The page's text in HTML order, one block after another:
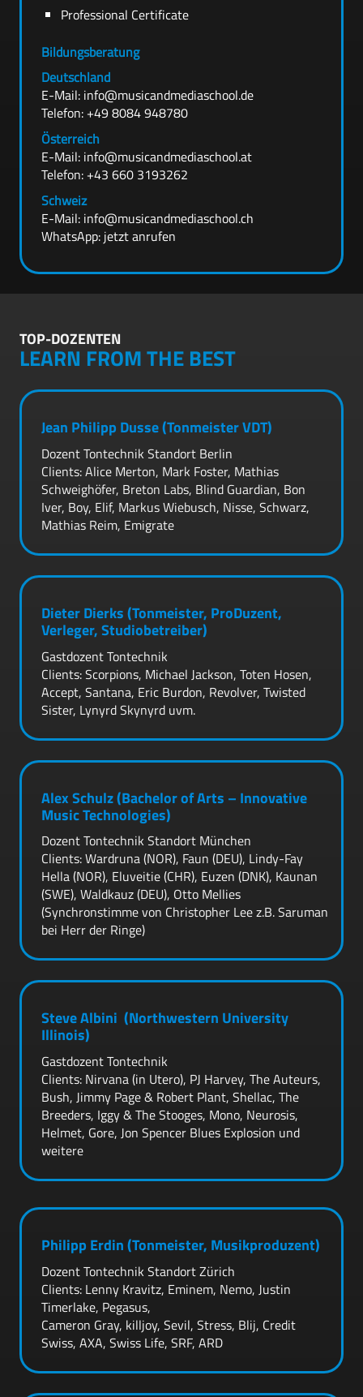
Professional Certificate
Bildungsberatung
Deutschland
E-Mail: info@musicandmediaschool.de
Telefon: +49 8084 948780
Österreich
E-Mail: info@musicandmediaschool.at
Telefon: +43 660 3193262
Schweiz
E-Mail: info@musicandmediaschool.ch
WhatsApp: jetzt anrufen
TOP-DOZENTEN
LEARN FROM THE BEST
Jean Philipp Dusse (Tonmeister VDT)
Dozent Tontechnik Standort Berlin
Clients: Alice Merton, Mark Foster, Mathias
Schweighöfer, Breton Labs, Blind Guardian, Bon
Iver, Boy, Elif, Markus Wiebusch, Nisse, Schwarz,
Mathias Reim, Emigrate
Dieter Dierks (Tonmeister, ProDuzent,
Verleger, Studiobetreiber)
Gastdozent Tontechnik
Clients: Scorpions, Michael Jackson, Toten Hosen,
Accept, Santana, Eric Burdon, Revolver, Twisted
Sister, Lynyrd Skynyrd uvm.
Alex Schulz (Bachelor of Arts – Innovative
Music Technologies)
Dozent Tontechnik Standort München
Clients: Wardruna (NOR), Faun (DEU), Lindy-Fay
Hella (NOR), Eluveitie (CHR), Euzen (DNK), Kaunan
(SWE), Waldkauz (DEU), Otto Mellies
(Synchronstimme von Christopher Lee z.B. Saruman
bei Herr der Ringe)
Steve Albini (Northwestern University
Illinois)
Gastdozent Tontechnik
Clients: Nirvana (in Utero), PJ Harvey, The Auteurs,
Bush, Jimmy Page & Robert Plant, Shellac, The
Breeders, Iggy & The Stooges, Mono, Neurosis,
Helmet, Gore, Jon Spencer Blues Explosion und
weitere
Philipp Erdin (Tonmeister, Musikproduzent)
Dozent Tontechnik Standort Zürich
Clients: Lenny Kravitz, Eminem, Nemo, Justin
Timerlake, Pegasus,
Cameron Gray, killjoy, Sevil, Stress, Blij, Credit
Swiss, AXA, Swiss Life, SRF, ARD